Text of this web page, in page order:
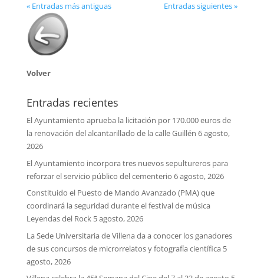
« Entradas más antiguas Entradas siguientes »
Volver
Entradas recientes
El Ayuntamiento aprueba la licitación por 170.000 euros de
la renovación del alcantarillado de la calle Guillén 6 agosto,
2026
El Ayuntamiento incorpora tres nuevos sepultureros para
reforzar el servicio público del cementerio 6 agosto, 2026
Constituido el Puesto de Mando Avanzado (PMA) que
coordinará la seguridad durante el festival de música
Leyendas del Rock 5 agosto, 2026
La Sede Universitaria de Villena da a conocer los ganadores
de sus concursos de microrrelatos y fotografía científica 5
agosto, 2026